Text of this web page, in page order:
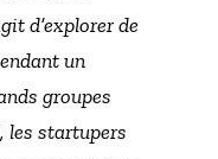
d’explorer de
un
groupes
les startupers